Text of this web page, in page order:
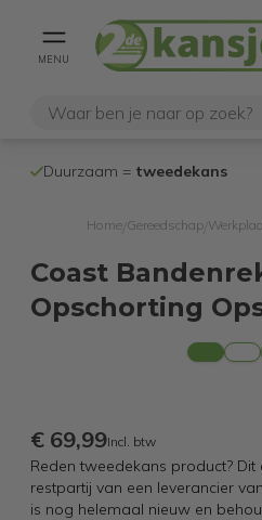
MENU
Home Gereedschap
Coast
Opschorting
€ 69,99Incl. btw
Reden tweedekans product? Dit
restpartij van een leverancier
is nog helemaal nieuw en